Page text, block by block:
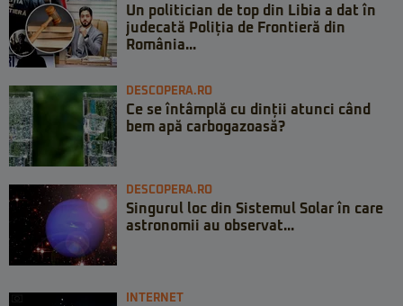
Un politician de top din Libia a dat în
judecată Poliția de Frontieră din
România...
DESCOPERA.RO
Ce se întâmplă cu dinții atunci când
bem apă carbogazoasă?
DESCOPERA.RO
Singurul loc din Sistemul Solar în care
astronomii au observat...
INTERNET